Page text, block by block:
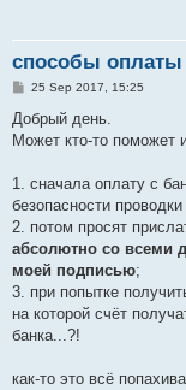
способы оплаты
P
s
25 Sep 2017, 15:25
Добрый день.
Может кто-то поможет
1. сначала оплату с
безопасности
2. потом просят
абсолютно со всеми
моей подписью;
3. при попытке
на которой счёт
банка...?!
как-то это всё